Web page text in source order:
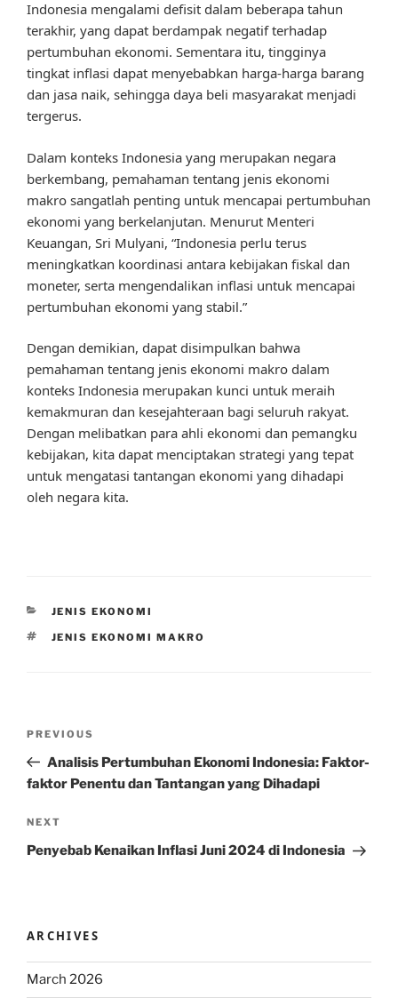
Indonesia mengalami defisit dalam beberapa tahun
terakhir, yang dapat berdampak negatif terhadap
pertumbuhan ekonomi. Sementara itu, tingginya
tingkat inflasi dapat menyebabkan harga-harga barang
dan jasa naik, sehingga daya beli masyarakat menjadi
tergerus.
Dalam konteks Indonesia yang merupakan negara
berkembang, pemahaman tentang jenis ekonomi
makro sangatlah penting untuk mencapai pertumbuhan
ekonomi yang berkelanjutan. Menurut Menteri
Keuangan, Sri Mulyani, “Indonesia perlu terus
meningkatkan koordinasi antara kebijakan fiskal dan
moneter, serta mengendalikan inflasi untuk mencapai
pertumbuhan ekonomi yang stabil.”
Dengan demikian, dapat disimpulkan bahwa
pemahaman tentang jenis ekonomi makro dalam
konteks Indonesia merupakan kunci untuk meraih
kemakmuran dan kesejahteraan bagi seluruh rakyat.
Dengan melibatkan para ahli ekonomi dan pemangku
kebijakan, kita dapat menciptakan strategi yang tepat
untuk mengatasi tantangan ekonomi yang dihadapi
oleh negara kita.
CATEGORIES
JENIS EKONOMI
TAGS
JENIS EKONOMI MAKRO
Previous
Post
PREVIOUS
Analisis Pertumbuhan Ekonomi Indonesia: Faktor-
faktor Penentu dan Tantangan yang Dihadapi
Next
Post
NEXT
Penyebab Kenaikan Inflasi Juni 2024 di Indonesia
ARCHIVES
March 2026